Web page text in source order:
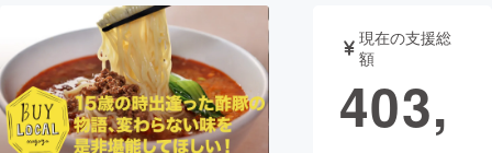
アート・写真
テクノロジー・ガジェット
映像・映画 書籍・雑誌
現在の支援総
額
403,